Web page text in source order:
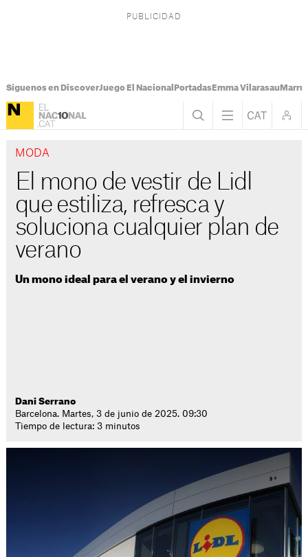
Síguenos en DiscoverJuego El Nacional PortadasEmma Vilarasau
MODA
El mono de vestir de Lidl
que estiliza, refresca y
soluciona cualquier plan de
verano
Un mono ideal para el verano y el invierno
Dani Serrano
Barcelona. Martes, 3 de junio de 2025. 09:30
Tiempo de lectura: 3 minutos